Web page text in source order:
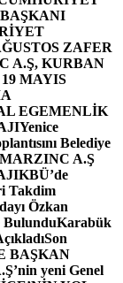
ZAFER
A.Ş, KURBAN
MAYIS
EGEMENLİK
Yenice
Belediye
MARZINC A.Ş
KBÜ’de
Takdim
Özkan
BulunduKarabük
Son
BAŞKAN
yeni Genel